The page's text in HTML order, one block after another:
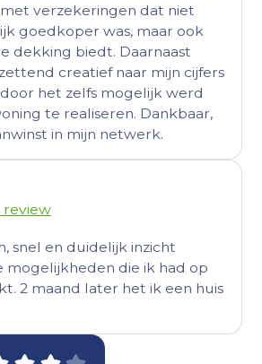
verzekeringen dat niet
goedkoper was, maar ook
dekking biedt. Daarnaast
creatief naar mijn cijfers
het zelfs mogelijk werd
te realiseren. Dankbaar,
in mijn netwerk.
review
snel en duidelijk inzicht
mogelijkheden die ik had op
2 maand later het ik een huis